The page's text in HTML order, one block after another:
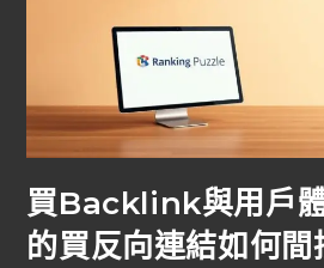
買Backlink與用戶
的買反向連結如何